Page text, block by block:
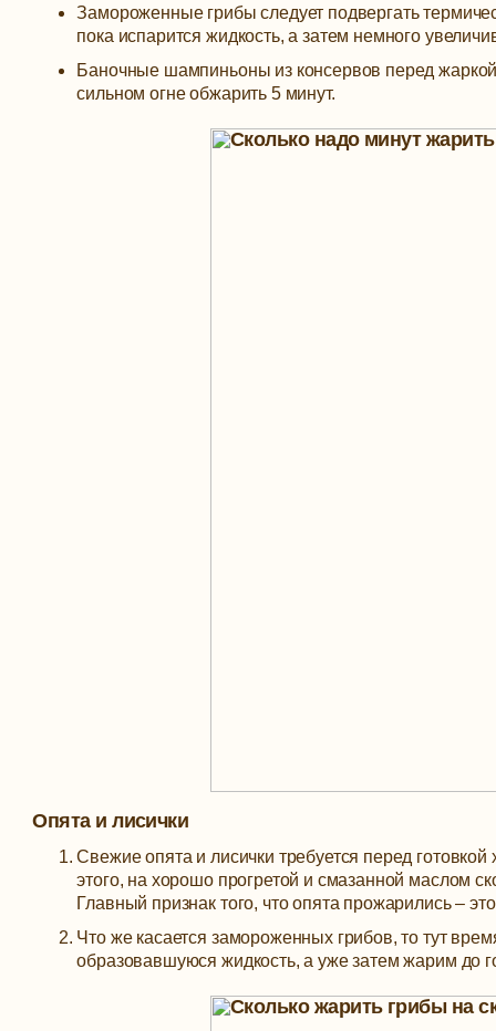
Замороженные грибы следует подвергать
пока испарится жидкость, а затем немного
Баночные шампиньоны из консервов перед
сильном огне обжарить 5 минут.
Опята и лисички
Свежие опята и лисички требуется перед
этого, на хорошо прогретой и смазанной маслом
Главный признак того, что опята прожарились –
Что же касается замороженных грибов, то тут
образовавшуюся жидкость, а уже затем жарим до